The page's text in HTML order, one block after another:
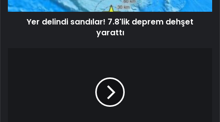
Yer delindi sandılar! 7.8'lik deprem dehşet
yarattı